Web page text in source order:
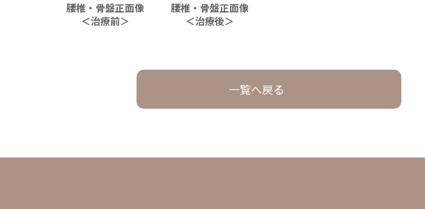
腰椎・骨盤正面像
＜治療前＞
腰椎・骨盤正面像
＜治療後＞
一覧へ戻る